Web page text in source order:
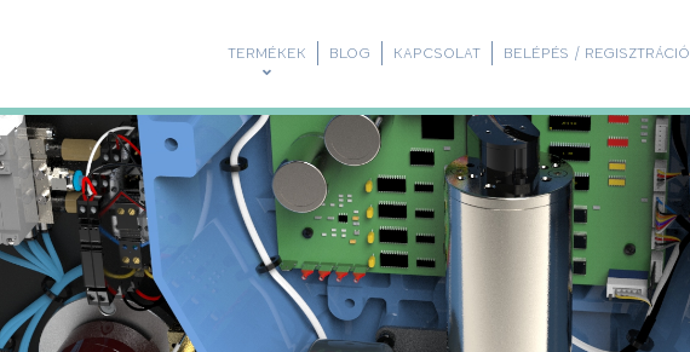
TERMÉKEK BLOG KAPCSOLAT BELÉPÉS / REGISZTRÁCIÓ